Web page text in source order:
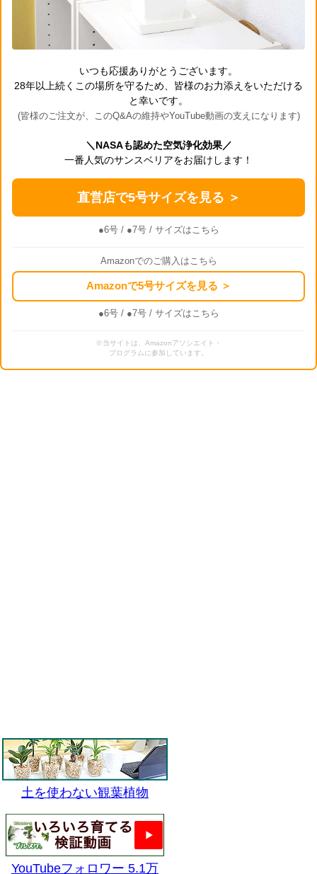
いつも応援ありがとうございます。
28年以上続くこの場所を守るため、皆様のお力添えをいただける
と幸いです。
(皆様のご注文が、このQ&Aの維持やYouTube動画の支えになります)
＼NASAも認めた空気浄化効果／
一番人気のサンスベリアをお届けします！
直営店で5号サイズを見る ＞
●6号/ ●7号/ サイズはこちら
Amazonでのご購入はこちら
Amazonで5号サイズを見る ＞
●6号/ ●7号/ サイズはこちら
※当サイトは、Amazonアソシエイト・
プログラムに参加しています。
土を使わない観葉植物
YouTubeフォロワー 5.1万